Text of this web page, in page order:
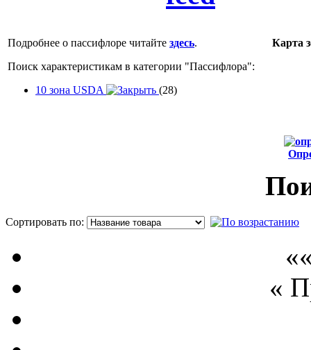
Подробнее о пассифлоре читайте здесь.
Поиск характеристикам в категории "Пассифлора":
10 зона USDA
(28)
Карта
Сортировать по:
«